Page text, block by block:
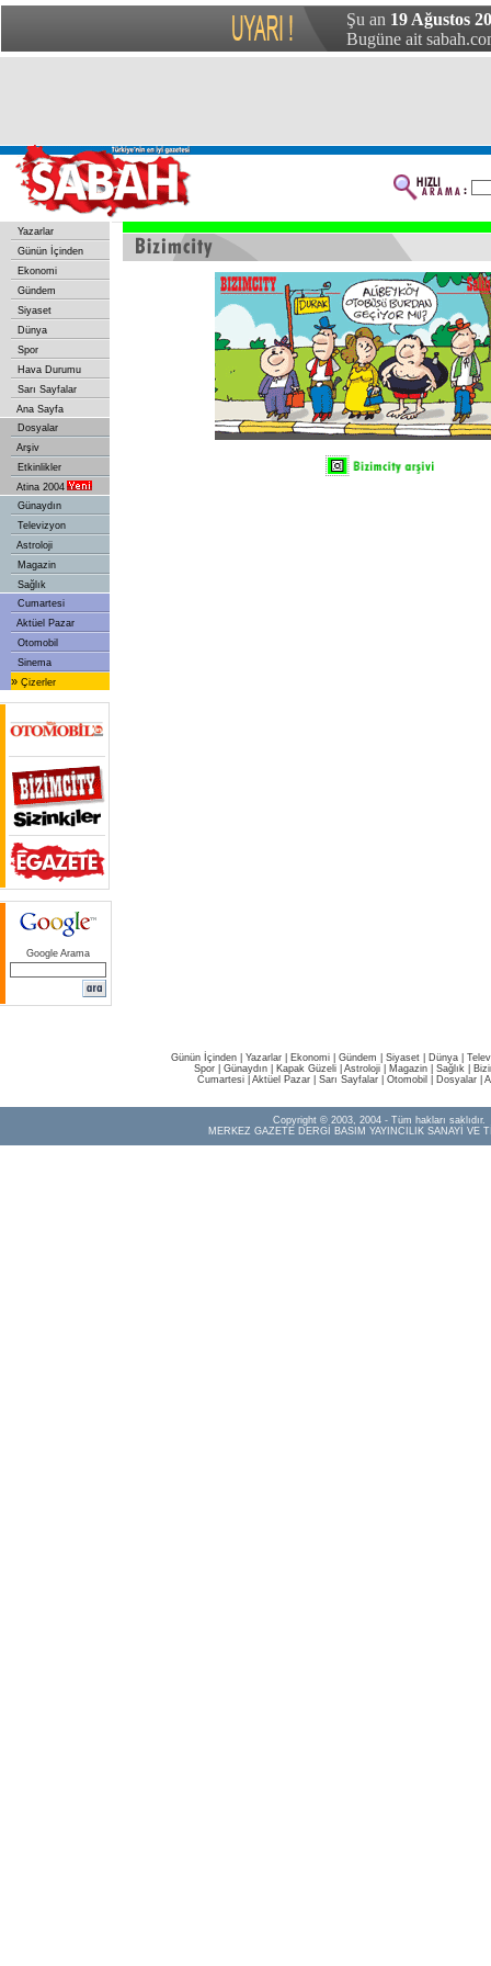
Şu an 19 Ağustos
Bugüne ait
Yazarlar
Günün İçinden
Ekonomi
Gündem
Siyaset
Dünya
Spor
Hava Durumu
Sarı Sayfalar
Ana Sayfa
Dosyalar
Arşiv
Etkinlikler
Atina 2004
Günaydın
Televizyon
Astroloji
Magazin
Sağlık
Cumartesi
Aktüel Pazar
Otomobil
Sinema
» Çizerler
Google Arama
Günün İçinden Yazarlar Ekonomi Gündem Siyaset Dünya |
Spor
Günaydın Kapak Güzeli Astroloji Magazin Sağlık
Cumartesi| Aktüel Pazar| Sarı Sayfalar| Otomobil Dosyalar|
Copyright © 2003, 2004 - Tüm hakları saklıdır.
MERKEZ GAZETE DERGİ BASIM YAYINCILIK SANAYİ VE